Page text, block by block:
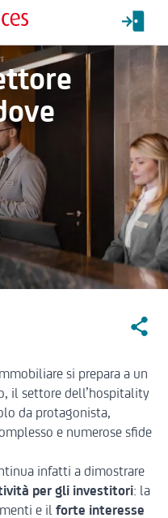
si prepara a un
, il settore dell’hospitality
da protagonista,
e numerose sfide
infatti a dimostrare
per gli investitori: la
e il forte interesse